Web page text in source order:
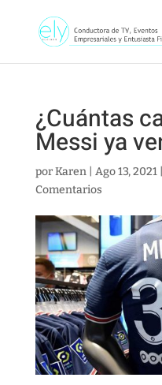
¿Cuántas
Messi ya
porKaren| Ago 13, 2021|
Comentarios